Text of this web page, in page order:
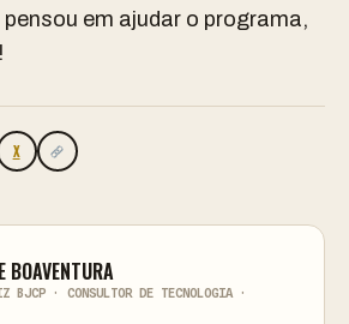
em ajudar o programa,
X
BOAVENTURA
BJCP · CONSULTOR DE TECNOLOGIA ·